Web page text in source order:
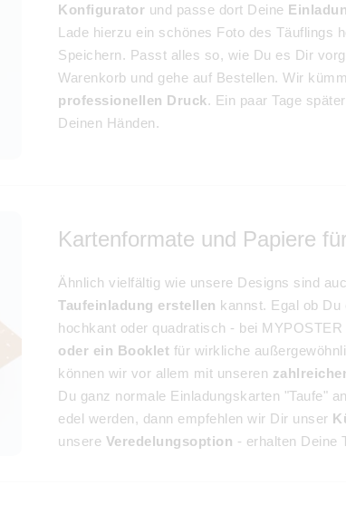
Konfigurator und passe dort Deine
Lade hierzu ein schönes Foto des Täuflings
Speichern. Passt alles so, wie Du es Dir
Warenkorb und gehe auf Bestellen. Wir
professionellen Druck. Ein paar Tage
Deinen Händen.
Kartenformate und Papiere
Ähnlich vielfältig wie unsere Designs sind
Taufeinladung erstellen kannst. Egal ob Du
hochkant oder quadratisch - bei
oder ein Booklet für wirkliche
können wir vor allem mit unseren
Du ganz normale Einladungskarten "Taufe"
edel werden, dann empfehlen wir Dir unser
unsere Veredelungsoption - erhalten Deine